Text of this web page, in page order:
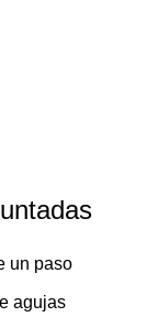
un paso
agujas